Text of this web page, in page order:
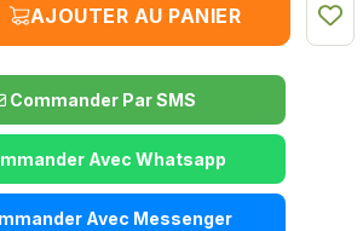
AJOUTER AU PANIER
Commander Par SMS
Avec Whatsapp
Avec Messenger